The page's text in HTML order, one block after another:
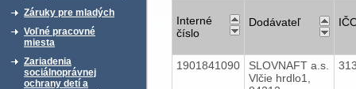
Záruky pre mladých
Voľné pracovné
miesta
Zariadenia
sociálnoprávnej
ochrany detí a
Interné
číslo
Dodávateľ
1901841090
SLOVNAFT a.s.
Vlčie hrdlo1,